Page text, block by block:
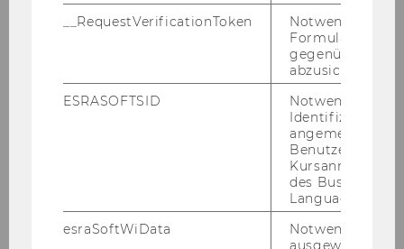
__RequestVerificationToken
Notwendig, um
gegenüber
abzusichern.
ESRASOFTSID
Notwendig zur
Identifizierung
angemeldeten
Benutzers im
des Business
Language
esraSoftWiData
Notwendig um
ausgewählte